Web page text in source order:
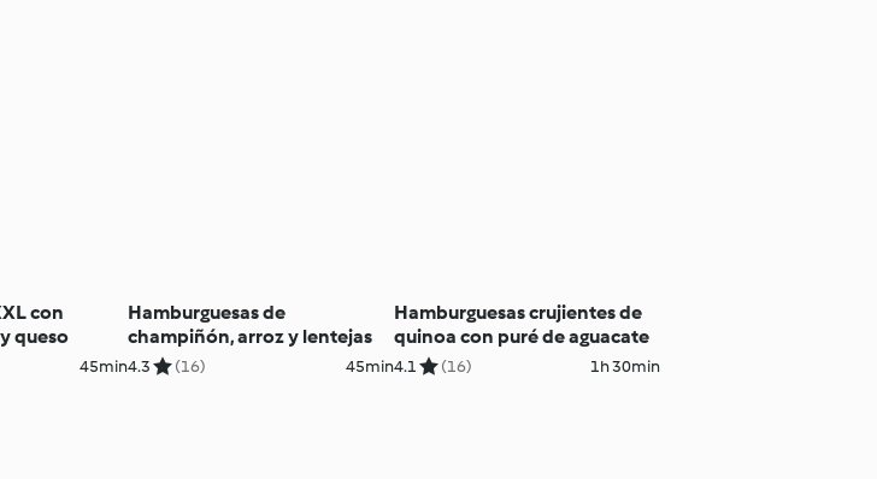
con
queso
45min
Hamburguesas de
champiñón, arroz y lentejas
4.3 (16) 45min
Hamburguesas crujientes de
quinoa con puré de aguacate
4.1 (16) 1h 30min